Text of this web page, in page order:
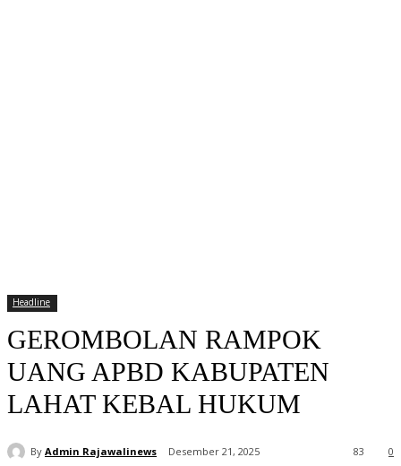
Headline
GEROMBOLAN RAMPOK
UANG APBD KABUPATEN
LAHAT KEBAL HUKUM
By Admin Rajawalinews Desember 21, 2025 0
83